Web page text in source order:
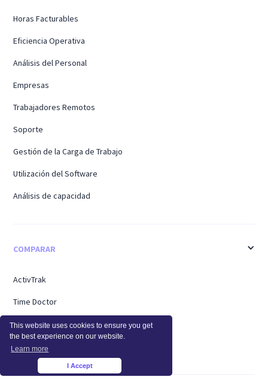
This website uses cookies to ensure you get
the best experience on our website.
Learn more
I Accept
Horas Facturables
Eficiencia Operativa
Análisis del Personal
Empresas
Trabajadores Remotos
Soporte
Gestión de la Carga de Trabajo
Utilización del Software
Análisis de capacidad
COMPARAR
ActivTrak
Time Doctor
Teramina
Personal del centro